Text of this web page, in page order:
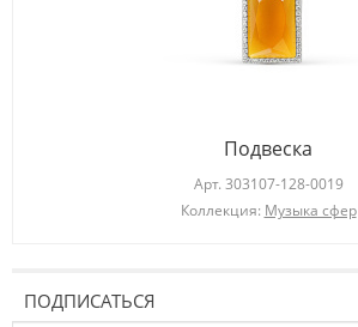
Подвеска
Арт. 303107-128-0019
Коллекция: Музыка сфер
ПОДПИСАТЬСЯ